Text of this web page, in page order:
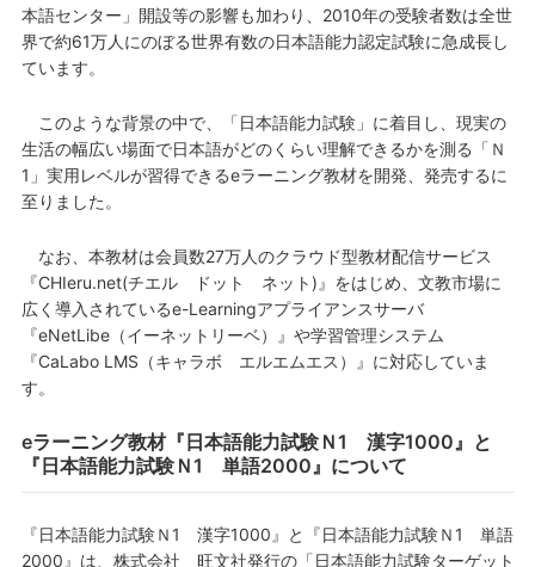
本語センター」開設等の影響も加わり、2010年の受験者数は全世
界で約61万人にのぼる世界有数の日本語能力認定試験に急成長し
ています。
このような背景の中で、「日本語能力試験」に着目し、現実の
生活の幅広い場面で日本語がどのくらい理解できるかを測る「Ｎ
1」実用レベルが習得できるeラーニング教材を開発、発売するに
至りました。
なお、本教材は会員数27万人のクラウド型教材配信サービス
『CHIeru.net(チエル ドット ネット)』をはじめ、文教市場に
広く導入されているe-Learningアプライアンスサーバ
『eNetLibe（イーネットリーベ）』や学習管理システム
『CaLabo LMS（キャラボ エルエムエス）』に対応していま
す。
eラーニング教材『日本語能力試験Ｎ1 漢字1000』と
『日本語能力試験Ｎ1 単語2000』について
『日本語能力試験Ｎ1 漢字1000』と『日本語能力試験Ｎ1 単語
2000』は、株式会社 旺文社発行の「日本語能力試験ターゲット